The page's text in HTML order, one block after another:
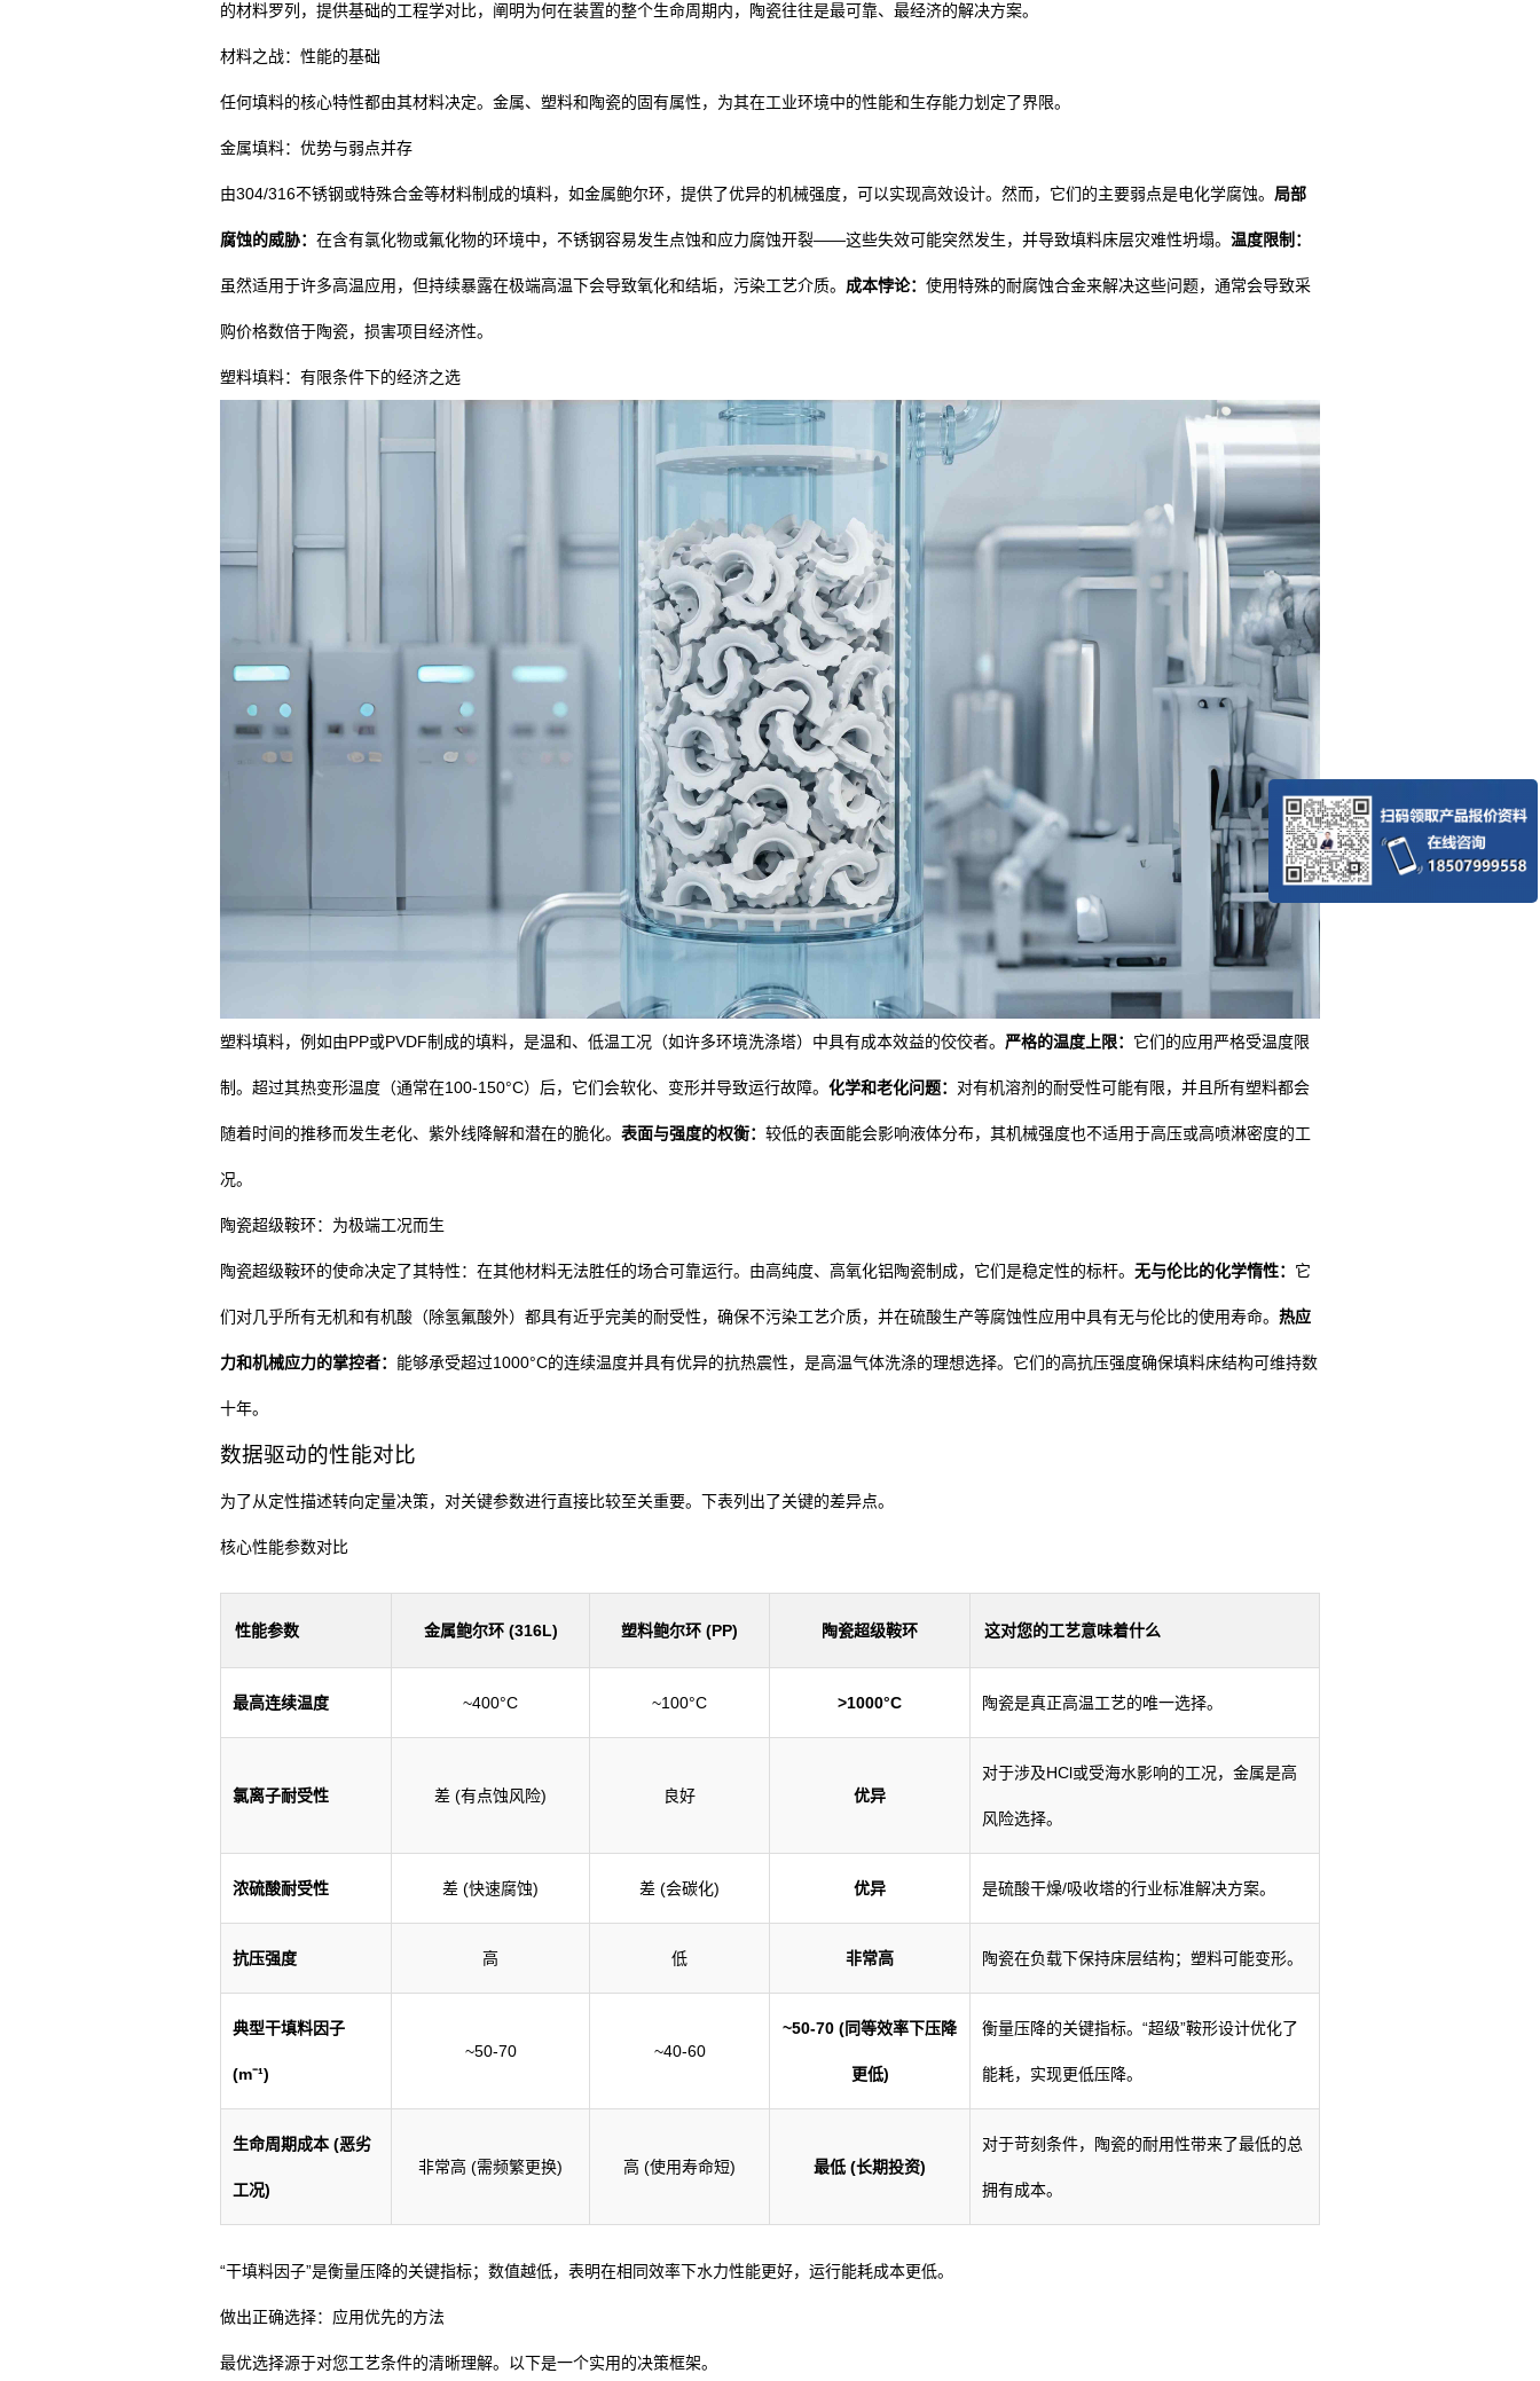
的材料罗列，提供基础的工程学对比，阐明为何在装置的整个生命周期内，陶瓷往往是最可靠、最经济的解决方案。
材料之战：性能的基础
任何填料的核心特性都由其材料决定。金属、塑料和陶瓷的固有属性，为其在工业环境中的性能和生存能力划定了界限。
金属填料：优势与弱点并存
由304/316不锈钢或特殊合金等材料制成的填料，如金属鲍尔环，提供了优异的机械强度，可以实现高效设计。然而，它们的主要弱点是电化学腐蚀。 局部
腐蚀的威胁： 在含有氯化物或氟化物的环境中，不锈钢容易发生点蚀和应力腐蚀开裂——这些失效可能突然发生，并导致填料床层灾难性坍塌。 温度限制：
虽然适用于许多高温应用，但持续暴露在极端高温下会导致氧化和结垢，污染工艺介质。 成本悖论： 使用特殊的耐腐蚀合金来解决这些问题，通常会导致采
购价格数倍于陶瓷，损害项目经济性。
塑料填料：有限条件下的经济之选
塑料填料，例如由PP或PVDF制成的填料，是温和、低温工况（如许多环境洗涤塔）中具有成本效益的佼佼者。 严格的温度上限： 它们的应用严格受温度限
制。超过其热变形温度（通常在100-150°C）后，它们会软化、变形并导致运行故障。 化学和老化问题： 对有机溶剂的耐受性可能有限，并且所有塑料都会
随着时间的推移而发生老化、紫外线降解和潜在的脆化。 表面与强度的权衡： 较低的表面能会影响液体分布，其机械强度也不适用于高压或高喷淋密度的工
况。
陶瓷超级鞍环：为极端工况而生
陶瓷超级鞍环的使命决定了其特性：在其他材料无法胜任的场合可靠运行。由高纯度、高氧化铝陶瓷制成，它们是稳定性的标杆。 无与伦比的化学惰性： 它
们对几乎所有无机和有机酸（除氢氟酸外）都具有近乎完美的耐受性，确保不污染工艺介质，并在硫酸生产等腐蚀性应用中具有无与伦比的使用寿命。 热应
力和机械应力的掌控者： 能够承受超过1000°C的连续温度并具有优异的抗热震性，是高温气体洗涤的理想选择。它们的高抗压强度确保填料床结构可维持数
十年。
数据驱动的性能对比
为了从定性描述转向定量决策，对关键参数进行直接比较至关重要。下表列出了关键的差异点。
核心性能参数对比
性能参数 金属鲍尔环 (316L) 塑料鲍尔环 (PP) 陶瓷超级鞍环 这对您的工艺意味着什么
最高连续温度 ~400°C ~100°C >1000°C 陶瓷是真正高温工艺的唯一选择。
氯离子耐受性 差 (有点蚀风险) 良好 优异
对于涉及HCl或受海水影响的工况，金属是高
风险选择。
浓硫酸耐受性 差 (快速腐蚀) 差 (会碳化) 优异 是硫酸干燥/吸收塔的行业标准解决方案。
抗压强度 高 低 非常高 陶瓷在负载下保持床层结构；塑料可能变形。
典型干填料因子
(m⁻¹)
~50-70 ~40-60
~50-70 (同等效率下压降
更低)
衡量压降的关键指标。“超级”鞍形设计优化了
能耗，实现更低压降。
生命周期成本 (恶劣
工况)
非常高 (需频繁更换) 高 (使用寿命短) 最低 (长期投资)
对于苛刻条件，陶瓷的耐用性带来了最低的总
拥有成本。
“干填料因子”是衡量压降的关键指标；数值越低，表明在相同效率下水力性能更好，运行能耗成本更低。
做出正确选择：应用优先的方法
最优选择源于对您工艺条件的清晰理解。以下是一个实用的决策框架。